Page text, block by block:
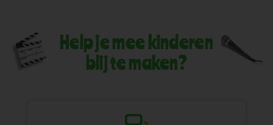
Help je mee kinderen
blij te maken?